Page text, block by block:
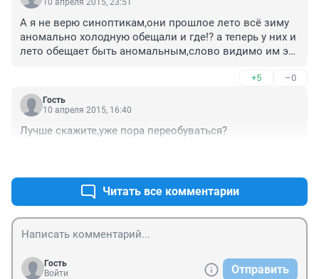
А я не верю синоптикам,они прошлое лето всё зиму
аномально холодную обещали и где!? а теперь у них и
лето обещает быть аномальным,слово видимо им это
приметам и то точнее погоду предсказывает.+5 –0
Гость
10 апреля 2015, 16:40
Лучше скажите,уже пора переобуваться?
Читать все комментарии
Гость
Войти
Отправить